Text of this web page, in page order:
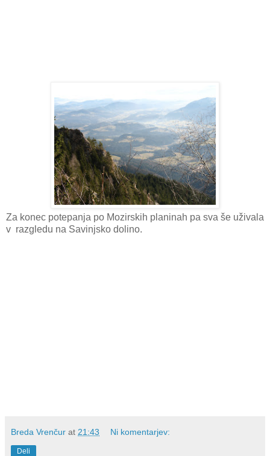
Za konec potepanja po Mozirskih planinah pa sva še uživala
v razgledu na Savinjsko dolino.
Breda Vrenčur at 21:43 Ni komentarjev:
Deli